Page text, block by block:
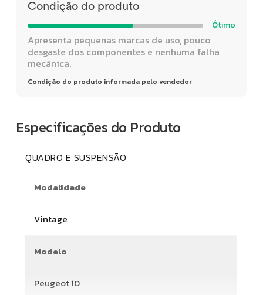
Condição do produto
Ótimo
Apresenta pequenas marcas de uso, pouco
desgaste dos componentes e nenhuma falha
mecânica.
Condição do produto informada pelo vendedor
Especificações do Produto
QUADRO E SUSPENSÃO
Modalidade
Vintage
Modelo
Peugeot 10